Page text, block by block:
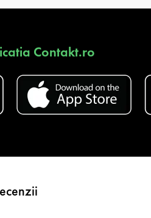
Contakt.ro